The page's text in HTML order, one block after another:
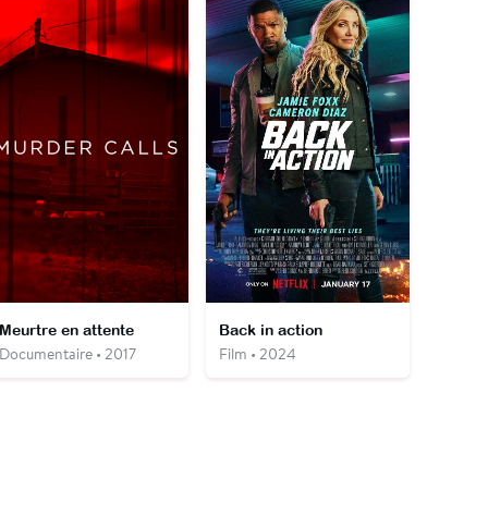
en attente
• 2017
Back in action
Film • 2024